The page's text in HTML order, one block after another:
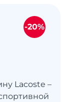
Lacoste –
-20%